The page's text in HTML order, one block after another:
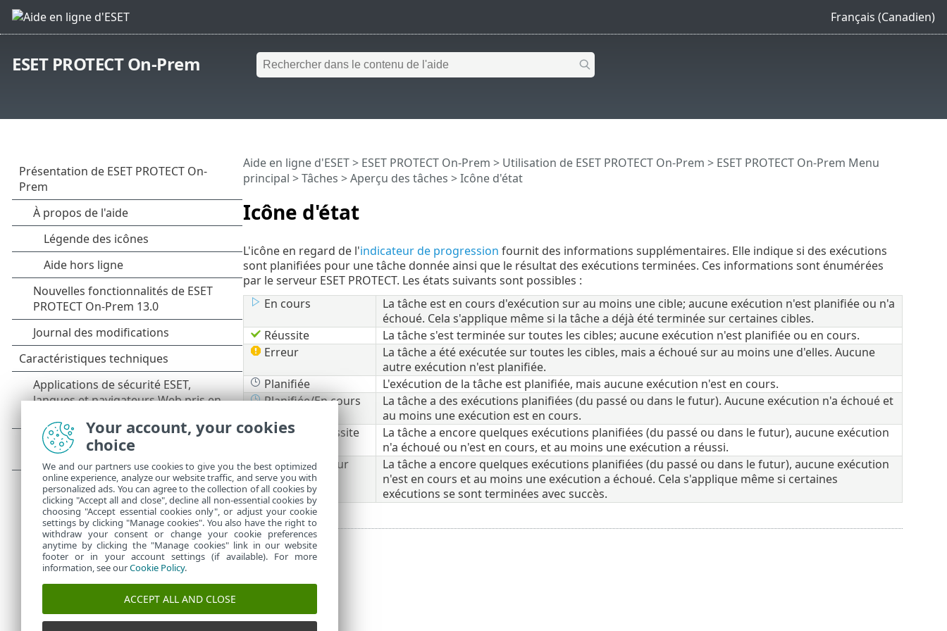
Français (Canadien)
ESET PROTECT On-Prem
Icône d'état
Aide en ligne d'ESET> ESET PROTECT On-Prem > Utilisation de ESET PROTECT On-Prem > ESET PROTECT On-Prem Menu
principal >Tâches >Aperçu des tâches > Icône d'état
L'icône en regard de l'indicateur de progression fournit des informations supplémentaires. Elle indique si des exécutions
sont planifiées pour une tâche donnée ainsi que le résultat des exécutions terminées. Ces informations sont énumérées
par le serveur ESET PROTECT. Les états suivants sont possibles :
En cours
La tâche est en cours d'exécution sur au moins une cible; aucune exécution n'est planifiée ou n'a
échoué. Cela s'applique même si la tâche a déjà été terminée sur certaines cibles.
Réussite
La tâche s'est terminée sur toutes les cibles; aucune exécution n'est planifiée ou en cours.
Erreur
La tâche a été exécutée sur toutes les cibles, mais a échoué sur au moins une d'elles. Aucune
autre exécution n'est planifiée.
Planifiée
L'exécution de la tâche est planifiée, mais aucune exécution n'est en cours.
Planifiée/En cours
La tâche a des exécutions planifiées (du passé ou dans le futur). Aucune exécution n'a échoué et
au moins une exécution est en cours.
Planifiée/Réussite
La tâche a encore quelques exécutions planifiées (du passé ou dans le futur), aucune exécution
n'a échoué ou n'est en cours, et au moins une exécution a réussi.
Planifiée/Erreur
La tâche a encore quelques exécutions planifiées (du passé ou dans le futur), aucune exécution
n'est en cours et au moins une exécution a échoué. Cela s'applique même si certaines
exécutions se sont terminées avec succès.
Your account, your cookies
choice
We and our partners use cookies to give you the best optimized
online experience, analyze our website traffic, and serve you with
personalized ads. You can agree to the collection of all cookies by
clicking "Accept all and close", decline all non-essential cookies by
choosing "Accept essential cookies only", or adjust your cookie
settings by clicking "Manage cookies". You also have the right to
withdraw your consent or change your cookie preferences
anytime by clicking the "Manage cookies" link in our website
footer or in your account settings (if available). For more
information, see ourCookie Policy.
ACCEPT ALL AND CLOSE